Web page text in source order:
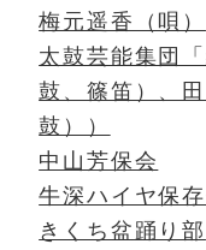
梅元遥香（唄）
太鼓芸能集団
鼓、篠笛）、
鼓））
中山芳保会
牛深ハイヤ保
きくち盆踊り部